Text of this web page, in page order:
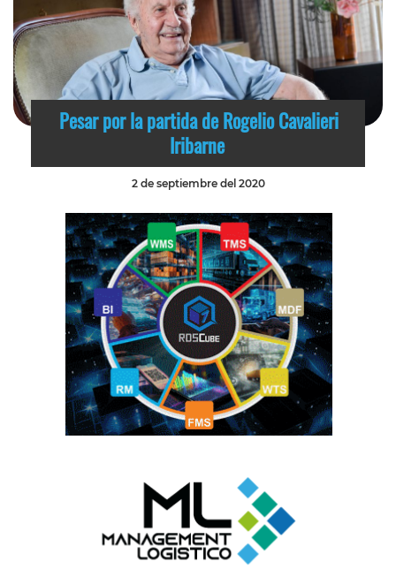
Pesar por la partida de Rogelio Cavalieri
Iribarne
2 de septiembre del 2020